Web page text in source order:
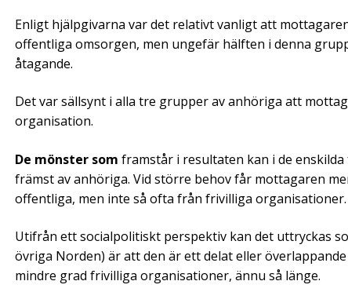
Enligt hjälpgivarna var det relativt vanligt att
offentliga omsorgen, men ungefär hälften i denna
åtagande.
Det var sällsynt i alla tre grupper av anhöriga att
organisation.
De mönster som framstår i resultaten kan i de
främst av anhöriga. Vid större behov får mottagaren
offentliga, men inte så ofta från frivilliga organisationer.
Utifrån ett socialpolitiskt perspektiv kan det uttryckas
övriga Norden) är att den är ett delat eller
mindre grad frivilliga organisationer, ännu så länge.